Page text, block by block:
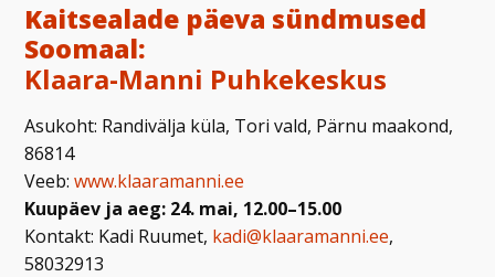
Kaitsealade päeva sündmused
Soomaal:
Klaara-Manni Puhkekeskus
Asukoht: Randivälja küla, Tori vald, Pärnu maakond,
86814
Veeb:www.klaaramanni.ee
Kuupäev ja aeg: 24. mai, 12.00–15.00
Kontakt: Kadi Ruumet, kadi@klaaramanni.ee,
58032913